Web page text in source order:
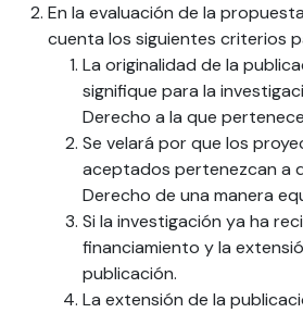
En la evaluación de la
cuenta los siguientes criterios
La originalidad de la
signifique para la
Derecho a la que
Se velará por que los
aceptados pertenezcan a
Derecho de una manera
Si la investigación ya ha
financiamiento y la
publicación.
La extensión de la